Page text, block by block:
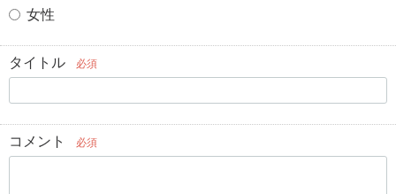
女性
タイトル 必須
コメント 必須